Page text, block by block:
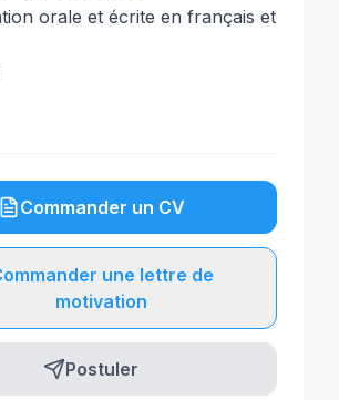
orale et écrite en français et
Commander un CV
une lettre de
motivation
Postuler